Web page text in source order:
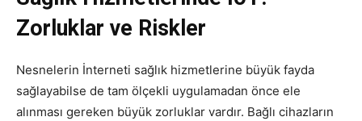
Zorluklar ve Riskler
Nesnelerin İnterneti sağlık hizmetlerine büyük fayda
sağlayabilse de tam ölçekli uygulamadan önce ele
alınması gereken büyük zorluklar vardır. Bağlı cihazların